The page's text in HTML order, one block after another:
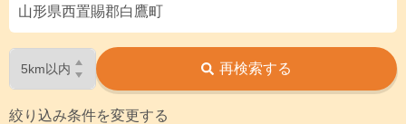
再検索する
絞り込み条件を変更する